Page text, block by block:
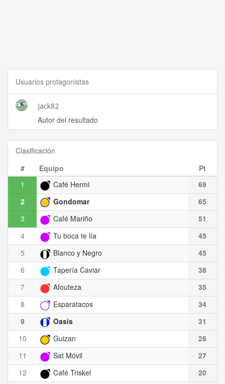
Usuarios protagonistas
Jack82
Autor del resultado
Clasificación
#
Equipo
Pt
1
Café Hermi
69
2
Gondomar
65
3
Café Mariño
51
4
Tu boca te lía
45
5
Blanco y Negro
45
6
Tapería Caviar
38
7
Afouteza
35
8
Esparatacos
34
9
Oasis
31
10
Guizan
28
11
Sat Móvil
27
12
Café Triskel
20